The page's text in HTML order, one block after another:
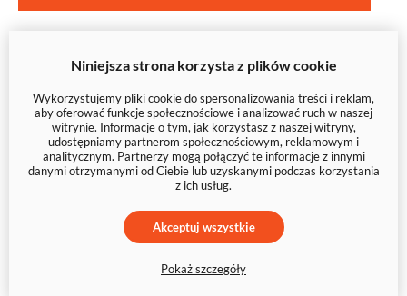
Niniejsza strona korzysta z plików cookie
Wykorzystujemy pliki cookie do spersonalizowania treści i reklam,
aby oferować funkcje społecznościowe i analizować ruch w naszej
witrynie. Informacje o tym, jak korzystasz z naszej witryny,
udostępniamy partnerom społecznościowym, reklamowym i
analitycznym. Partnerzy mogą połączyć te informacje z innymi
danymi otrzymanymi od Ciebie lub uzyskanymi podczas korzystania
z ich usług.
Akceptuj wszystkie
Pokaż szczegóły